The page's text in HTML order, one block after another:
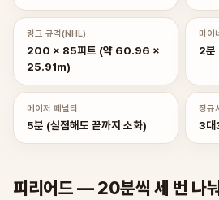
링크 규격(NHL)
200 × 85피트 (약 60.96 ×
25.91m)
마이
2분
메이저 페널티
5분 (실점해도 끝까지 소화)
정규
3대
피리어드 — 20분씩 세 번 나